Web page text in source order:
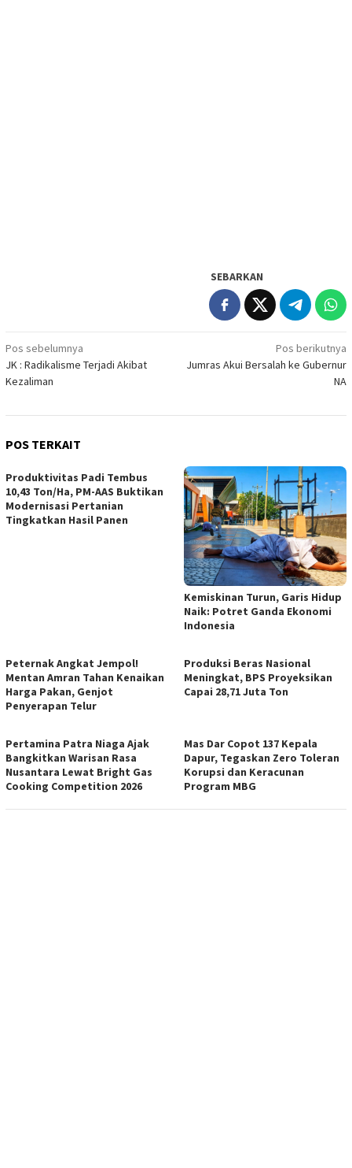
SEBARKAN
Navigasi
pos
Pos sebelumnya
JK : Radikalisme Terjadi Akibat
Kezaliman
Pos berikutnya
Jumras Akui Bersalah ke Gubernur
NA
POS TERKAIT
Produktivitas Padi Tembus
10,43 Ton/Ha, PM-AAS Buktikan
Modernisasi Pertanian
Tingkatkan Hasil Panen
Kemiskinan Turun, Garis Hidup
Naik: Potret Ganda Ekonomi
Indonesia
Peternak Angkat Jempol!
Mentan Amran Tahan Kenaikan
Harga Pakan, Genjot
Penyerapan Telur
Produksi Beras Nasional
Meningkat, BPS Proyeksikan
Capai 28,71 Juta Ton
Pertamina Patra Niaga Ajak
Bangkitkan Warisan Rasa
Nusantara Lewat Bright Gas
Cooking Competition 2026
Mas Dar Copot 137 Kepala
Dapur, Tegaskan Zero Toleran
Korupsi dan Keracunan
Program MBG